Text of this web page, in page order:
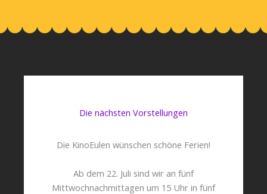
Die nächsten Vorstellungen
Die KinoEulen wünschen schöne Ferien!
Ab dem 22. Juli sind wir an fünf
Mittwochnachmittagen um 15 Uhr in fünf